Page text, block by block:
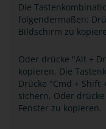
Die
folgendermaßen:
Bildschirm zu
Oder drücke "Alt +
kopieren. Die
Drücke "Cmd + Shift
sichern. Oder
Fenster zu kopieren.